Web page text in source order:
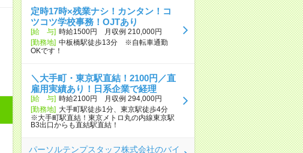
定時17時×残業ナシ！カンタン！コ
ツコツ学校事務！OJTあり
[給 与] 時給1500円 月収例 210,000円
[勤務地] 中板橋駅徒歩13分 ※自転車通勤
OKです！
＼大手町・東京駅直結！2100円／直
雇用実績あり！日系企業で経理
[給 与] 時給2100円 月収例 294,000円
[勤務地] 大手町駅徒歩1分、東京駅徒歩4分
※大手町駅直結！東京メトロ丸の内線東京駅
B3出口からも直結駅直結！
パーソルテンプスタッフ株式会社のバイ